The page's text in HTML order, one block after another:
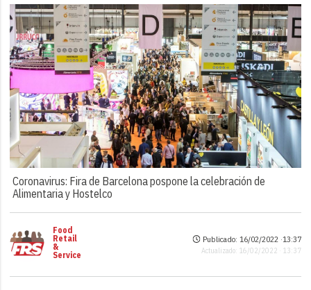
Coronavirus: Fira de Barcelona pospone la celebración de
Alimentaria y Hostelco
Food
Retail
&
Service
Publicado: 16/02/2022 ·13:37
Actualizado: 16/02/2022 · 13:37